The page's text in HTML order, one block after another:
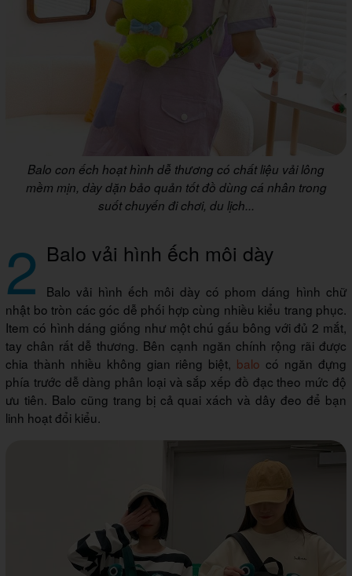
Balo con ếch hoạt hình dễ thương có chất liệu vải lông
mềm mịn, dày dặn bảo quản tốt đồ dùng cá nhân trong
suốt chuyến đi chơi, du lịch...
2 Balo vải hình ếch môi dày
Balo vải hình ếch môi dày có phom dáng hình chữ
nhật bo tròn các góc dễ phối hợp cùng nhiều kiểu trang phục.
Item có hình dáng giống như một chú gấu bông với đủ 2 mắt,
tay chân rất dễ thương. Bên cạnh ngăn chính rộng rãi được
chia thành nhiều không gian riêng biệt, balo có ngăn đựng
phía trước dễ dàng phân loại và sắp xếp đồ đạc theo mức độ
ưu tiên. Balo cũng trang bị cả quai xách và dây đeo để bạn
linh hoạt đổi kiểu.